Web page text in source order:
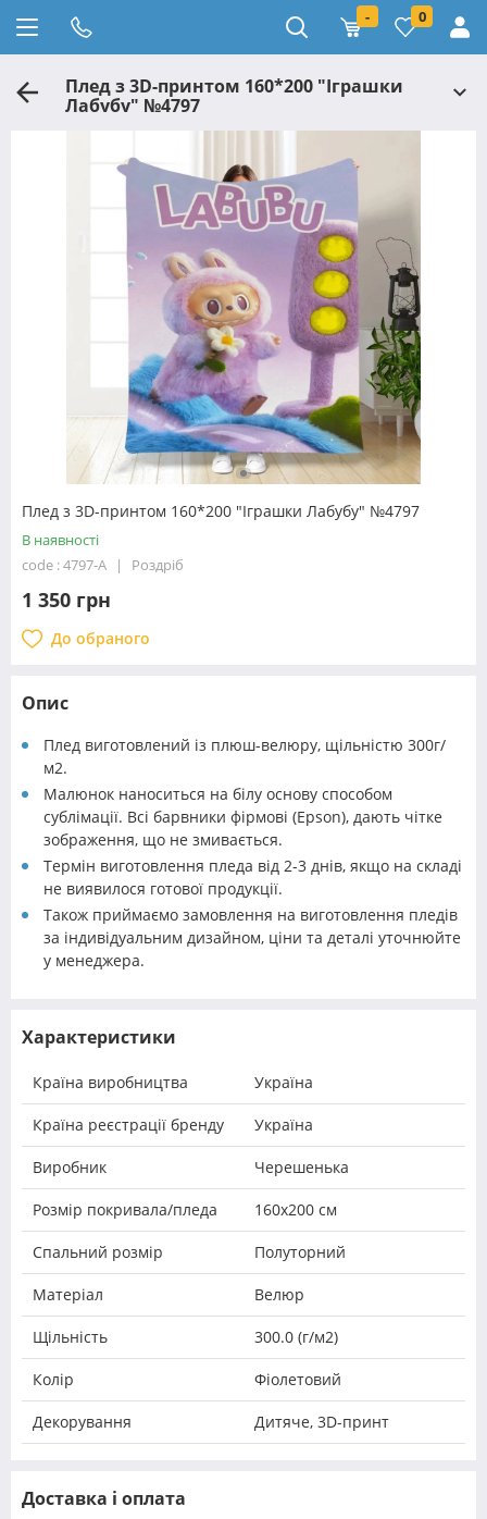
- 0
Плед з 3D-принтом 160*200 "Іграшки
Лабубу" №4797
Плед з 3D-принтом 160*200 "Іграшки Лабубу" №4797
В наявності
code : 4797-A
Роздріб
1 350 грн
До обраного
Опис
Плед виготовлений із плюш-велюру, щільністю 300г/
м2.
Малюнок наноситься на білу основу способом
сублімації. Всі барвники фірмові (Epson), дають чітке
зображення, що не змивається.
Термін виготовлення пледа від 2-3 днів, якщо на складі
не виявилося готової продукції.
Також приймаємо замовлення на виготовлення пледів
за індивідуальним дизайном, ціни та деталі уточнюйте
у менеджера.
Характеристики
Країна виробництва Україна
Країна реєстрації бренду Україна
Виробник Черешенька
Розмір покривала/пледа 160x200 см
Спальний розмір Полуторний
Матеріал Велюр
Щільність 300.0 (г/м2)
Колір Фіолетовий
Декорування Дитяче, 3D-принт
Доставка і оплата